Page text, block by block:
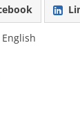
English